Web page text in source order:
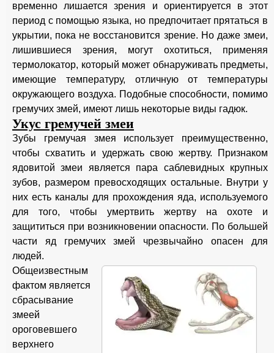
временно лишается зрения и ориентируется в этот
период с помощью языка, но предпочитает прятаться в
укрытии, пока не восстановится зрение. Но даже змеи,
лишившиеся зрения, могут охотиться, применяя
термолокатор, который может обнаруживать предметы,
имеющие температуру, отличную от температуры
окружающего воздуха. Подобные способности, помимо
гремучих змей, имеют лишь некоторые виды гадюк.
Укус гремучей змеи
Зубы гремучая змея использует преимущественно,
чтобы схватить и удержать свою жертву. Признаком
ядовитой змеи является пара саблевидных крупных
зубов, размером превосходящих остальные. Внутри у
них есть каналы для прохождения яда, используемого
для того, чтобы умертвить жертву на охоте и
защититься при возникновении опасности. По большей
части яд гремучих змей чрезвычайно опасен для
людей.
Общеизвестным
фактом является
сбрасывание
змеей
ороговевшего
верхнего